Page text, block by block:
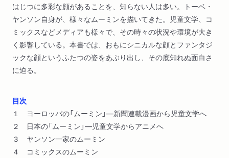
はじつに多彩な顔があることを、知らない人は多い。トーベ・
ヤンソン自身が、様々なムーミンを描いてきた。児童文学、コ
ミックスなどメディアも様々で、その時々の状況や環境が大き
く影響している。本書では、おもにシニカルな顔とファンタジ
ックな顔というふたつの姿をあぶり出し、その底知れぬ面白さ
に迫る。
目次
１ ヨーロッパの「ムーミン」―新聞連載漫画から児童文学へ
２ 日本の「ムーミン」―児童文学からアニメへ
３ ヤンソン一家のムーミン
４ コミックスのムーミン